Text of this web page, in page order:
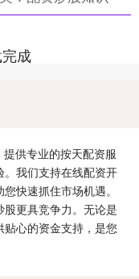
外语音....
成
供专业的按天配资服
我们支持在线配资开
快速抓住市场机遇。
更具竞争力。无论是
心的资金支持，是您